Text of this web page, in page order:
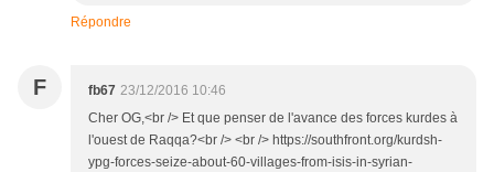
Répondre
F fb67 23/12/2016 10:46
Cher OG,<br /> Et que penser de l'avance des forces kurdes à
l'ouest de Raqqa?<br /> <br /> https://southfront.org/kurdsh-
ypg-forces-seize-about-60-villages-from-isis-in-syrian-